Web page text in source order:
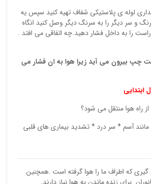
لوله ی پلاستیکی شفاف تهیه کنید سپس یه
و سر دیگر را به سرنگ دیگر وصل کنید انگاه
را به داخل فشار دهید.چه اتفاقی می افتد .
بیرون می آید زیرا هوا به ان فشار می
ابتدایی
راه هوا منتقل می شود؟
آسم * سر درد * تشدید بیماری های قلبی
که اطراف ما را هوا گرفته است .همچنین